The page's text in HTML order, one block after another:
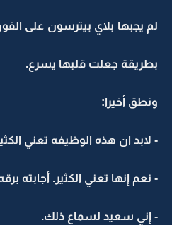
لم يجبها بلاي بيترسون على
بطريقة جعلت قلبها يسرع.
ونطق أخيرا:
- لابد ان هذه الوظيفه تعني
- نعم إنها تعني الكثير. أجابته
- إني سعيد لسماع ذلك.